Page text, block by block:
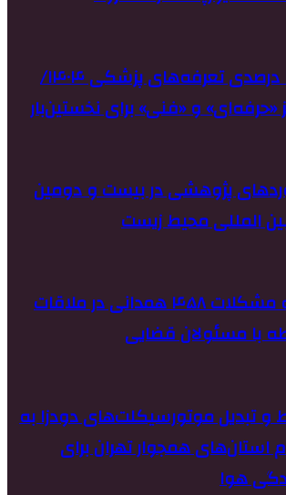
افزایش ۴۶ درصدی تعرفه‌های پزشکی ۱۴۰۴/
و «فنی» برای نخستین‌بار
پژوهشی در بیست و دومین
المللی محیط زیست
رسیدگی به مشکلات ۴۵۸ همدانی در ملاقات
با مسئولان قضایی
و تبدیل موتورسیکلت‌های دودزا به
استان‌های همجوار تهران برای
هوا